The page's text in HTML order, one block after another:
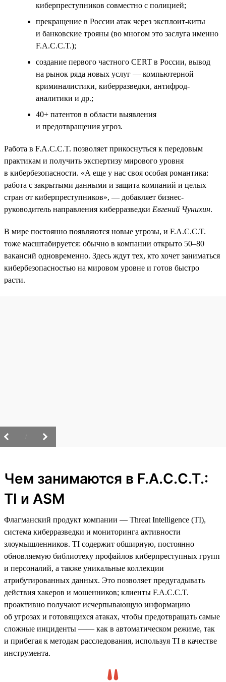
киберпреступников совместно с полицией;
прекращение в России атак через эксплоит-киты
и банковские трояны (во многом это заслуга именно
F.A.C.C.T.);
создание первого частного СERT в России, вывод
на рынок ряда новых услуг — компьютерной
криминалистики, киберразведки, антифрод-
аналитики и др.;
40+ патентов в области выявления
и предотвращения угроз.
Работа в F.A.C.C.T. позволяет прикоснуться к передовым
практикам и получить экспертизу мирового уровня
в кибербезопасности. «А еще у нас своя особая романтика:
работа с закрытыми данными и защита компаний и целых
стран от киберпреступников», — добавляет бизнес-
руководитель направления киберразведки Евгений Чунихин.
В мире постоянно появляются новые угрозы, и F.A.C.C.T.
тоже масштабируется: обычно в компании открыто 50–80
вакансий одновременно. Здесь ждут тех, кто хочет заниматься
кибербезопасностью на мировом уровне и готов быстро
расти.
Чем занимаются в F.A.C.C.T.:
TI и ASM
Флагманский продукт компании — Threat Intelligence (TI),
система киберразведки и мониторинга активности
злоумышленников. TI содержит обширную, постоянно
обновляемую библиотеку профайлов киберпреступных групп
и персоналий, а также уникальные коллекции
атрибутированных данных. Это позволяет предугадывать
действия хакеров и мошенников; клиенты F.A.C.C.T.
проактивно получают исчерпывающую информацию
об угрозах и готовящихся атаках, чтобы предотвращать самые
сложные инциденты —— как в автоматическом режиме, так
и прибегая к методам расследования, используя TI в качестве
инструмента.